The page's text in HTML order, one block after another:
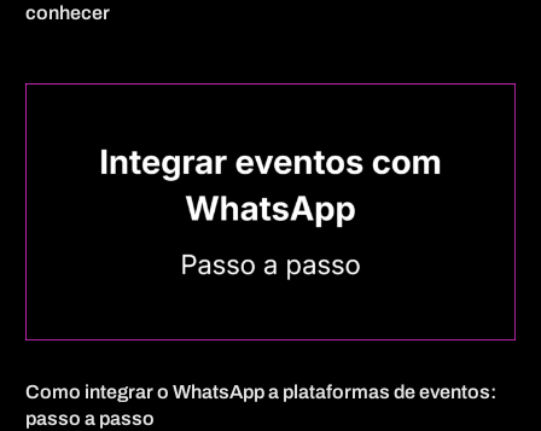
conhecer
Como integrar o WhatsApp a plataformas de eventos:
passo a passo